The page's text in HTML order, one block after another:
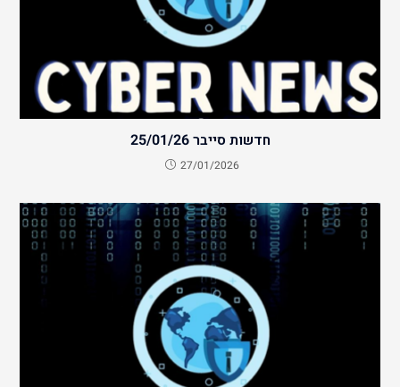
חדשות סייבר 25/01/26
27/01/2026